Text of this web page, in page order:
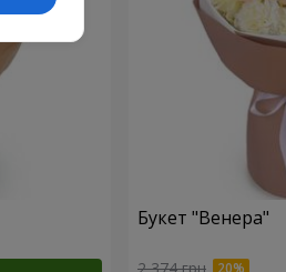
Букет "Венера"